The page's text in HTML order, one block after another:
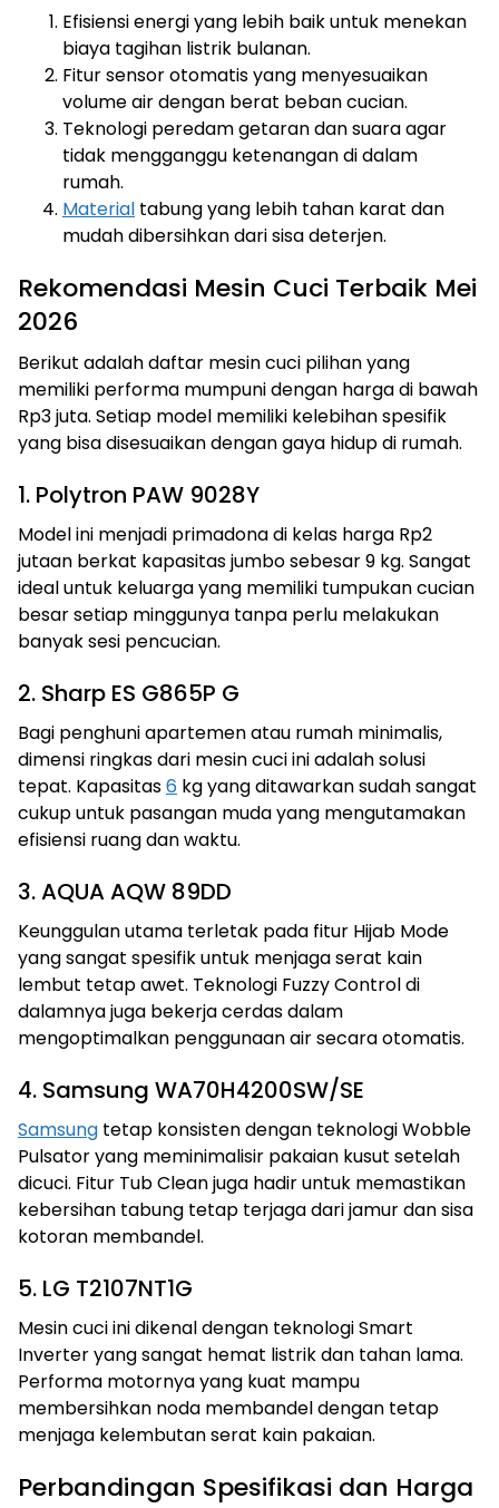
Efisiensi energi yang lebih baik untuk menekan
biaya tagihan listrik bulanan.
Fitur sensor otomatis yang menyesuaikan
volume air dengan berat beban cucian.
Teknologi peredam getaran dan suara agar
tidak mengganggu ketenangan di dalam
rumah.
Material tabung yang lebih tahan karat dan
mudah dibersihkan dari sisa deterjen.
Rekomendasi Mesin Cuci Terbaik Mei
2026
Berikut adalah daftar mesin cuci pilihan yang
memiliki performa mumpuni dengan harga di bawah
Rp3 juta. Setiap model memiliki kelebihan spesifik
yang bisa disesuaikan dengan gaya hidup di rumah.
1. Polytron PAW 9028Y
Model ini menjadi primadona di kelas harga Rp2
jutaan berkat kapasitas jumbo sebesar 9 kg. Sangat
ideal untuk keluarga yang memiliki tumpukan cucian
besar setiap minggunya tanpa perlu melakukan
banyak sesi pencucian.
2. Sharp ES G865P G
Bagi penghuni apartemen atau rumah minimalis,
dimensi ringkas dari mesin cuci ini adalah solusi
tepat. Kapasitas6 kg yang ditawarkan sudah sangat
cukup untuk pasangan muda yang mengutamakan
efisiensi ruang dan waktu.
3. AQUA AQW 89DD
Keunggulan utama terletak pada fitur Hijab Mode
yang sangat spesifik untuk menjaga serat kain
lembut tetap awet. Teknologi Fuzzy Control di
dalamnya juga bekerja cerdas dalam
mengoptimalkan penggunaan air secara otomatis.
4. Samsung WA70H4200SW/SE
Samsung tetap konsisten dengan teknologi Wobble
Pulsator yang meminimalisir pakaian kusut setelah
dicuci. Fitur Tub Clean juga hadir untuk memastikan
kebersihan tabung tetap terjaga dari jamur dan sisa
kotoran membandel.
5. LG T2107NT1G
Mesin cuci ini dikenal dengan teknologi Smart
Inverter yang sangat hemat listrik dan tahan lama.
Performa motornya yang kuat mampu
membersihkan noda membandel dengan tetap
menjaga kelembutan serat kain pakaian.
Perbandingan Spesifikasi dan Harga